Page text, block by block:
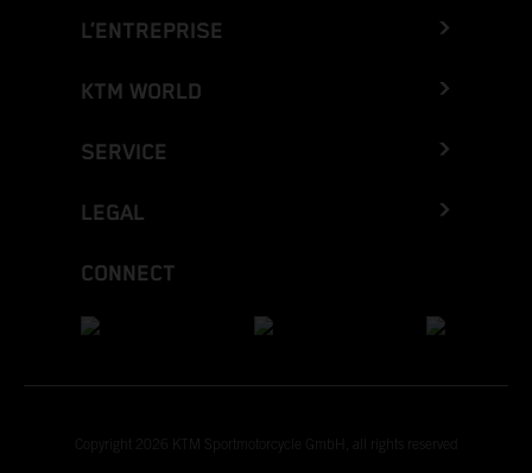
L’ENTREPRISE
KTM WORLD
SERVICE
LEGAL
CONNECT
Copyright 2026 KTM Sportmotorcycle GmbH, all rights reserved